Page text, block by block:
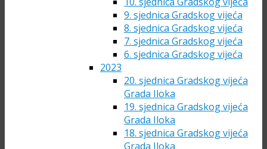
9. sjednica Gradskog vijeća
8. sjednica Gradskog vijeća
7. sjednica Gradskog vijeća
6. sjednica Gradskog vijeća
2023
20. sjednica Gradskog vijeća
Grada Iloka
19. sjednica Gradskog vijeća
Grada Iloka
18. sjednica Gradskog vijeća
Grada Iloka